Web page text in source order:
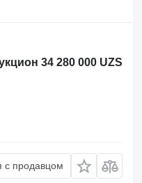
34 280 000 UZS
с продавцом